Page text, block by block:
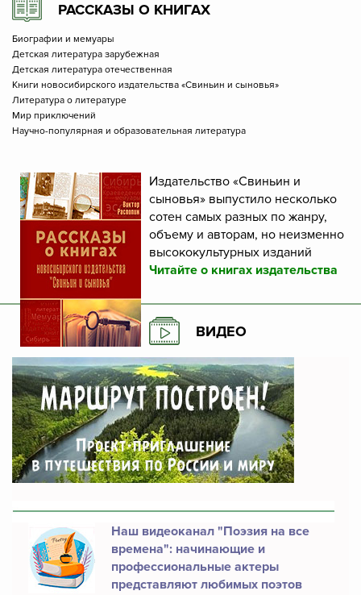
РАССКАЗЫ О КНИГАХ
Биографии и мемуары
Детская литература зарубежная
Детская литература отечественная
Книги новосибирского издательства «Свиньин и сыновья»
Литература о литературе
Мир приключений
Научно-популярная и образовательная литература
Издательство «Свиньин и
сыновья» выпустило несколько
сотен самых разных по жанру,
объему и авторам, но неизменно
высококультурных изданий
Читайте о книгах издательства
ВИДЕО
Наш видеоканал "Поэзия на все
времена": начинающие и
профессиональные актеры
представляют любимых поэтов